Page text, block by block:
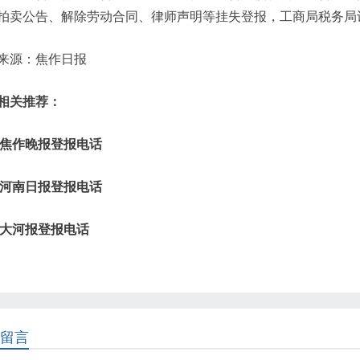
卖公告、解除劳动合同、律师声明等挂失登报，工商局税
源：焦作日报
关推荐：
焦作晚报登报电话
河南日报登报电话
大河报登报电话
言